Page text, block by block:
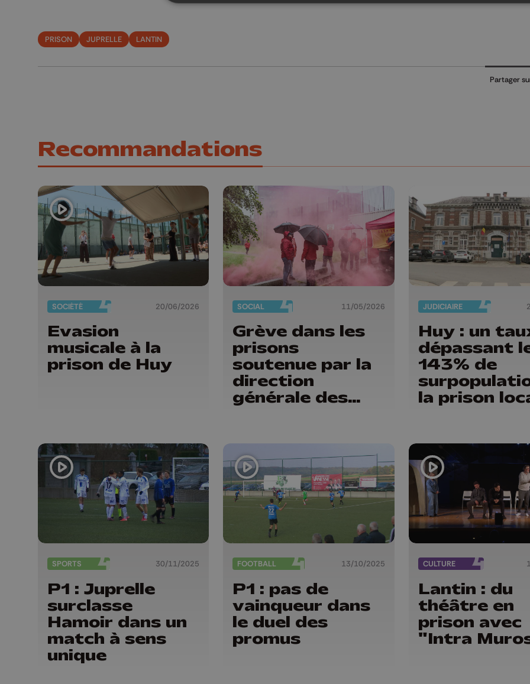
PRISON JUPRELLE LANTIN
Partager
Recommandations
SOCIÉTÉ 20/06/2026
Evasion
musicale à la
prison de Huy
SOCIAL 11/05/2026
Grève dans les
prisons
soutenue par la
direction
générale des
JUDICIAIRE
Huy : un
dépassant
143% de
la prison
SPORTS 30/11/2025
P1 : Juprelle
surclasse
Hamoir dans un
match à sens
unique
FOOTBALL 13/10/2025
P1 : pas de
vainqueur dans
le duel des
promus
CULTURE
Lantin : du
théâtre en
prison avec
"Intra